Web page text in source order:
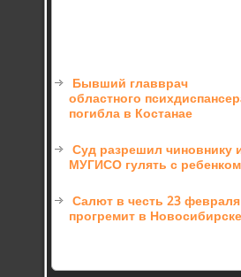
Бывший главврач
областного
погибла в Костанае
Суд разрешил чиновнику
МУГИСО гулять с ребенком
Салют в честь 23 февраля
прогремит в Новосибирске